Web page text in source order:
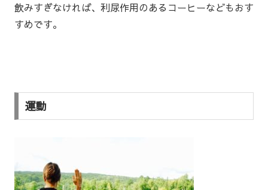
飲みすぎなければ、利尿作用のあるコーヒーなどもおす
すめです。
運動